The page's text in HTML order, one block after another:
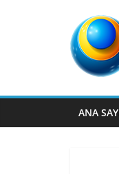
ANA